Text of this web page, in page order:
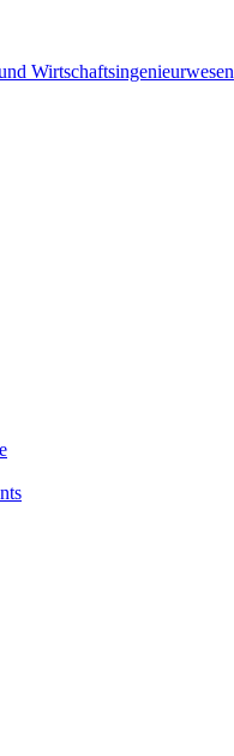
Wirtschaftsingenieurwesen